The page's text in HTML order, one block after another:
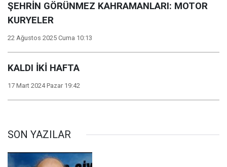
ŞEHRİN GÖRÜNMEZ KAHRAMANLARI: MOTOR
KURYELER
22 Ağustos 2025 Cuma 10:13
KALDI İKİ HAFTA
17 Mart 2024 Pazar 19:42
SON YAZILAR